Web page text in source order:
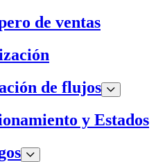
de ventas
de flujos
y Estados